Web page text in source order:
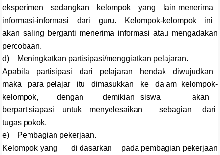
eksperimen sedangkan kelompok yang lain menerima
informasi-informasi dari guru. Kelompok-kelompok ini
akan saling berganti menerima informasi atau mengadakan
percobaan.
d) Meningkatkan partisipasi/menggiatkan pelajaran.
Apabila partisipasi dari pelajaran hendak diwujudkan
maka para pelajar itu dimasukkan ke dalam kelompok-
kelompok, dengan demikian siswa akan
berpartisiapasi untuk menyelesaikan sebagian dari
tugas pokok.
e) Pembagian pekerjaan.
Kelompok yang di dasarkan pada pembagian pekerjaan